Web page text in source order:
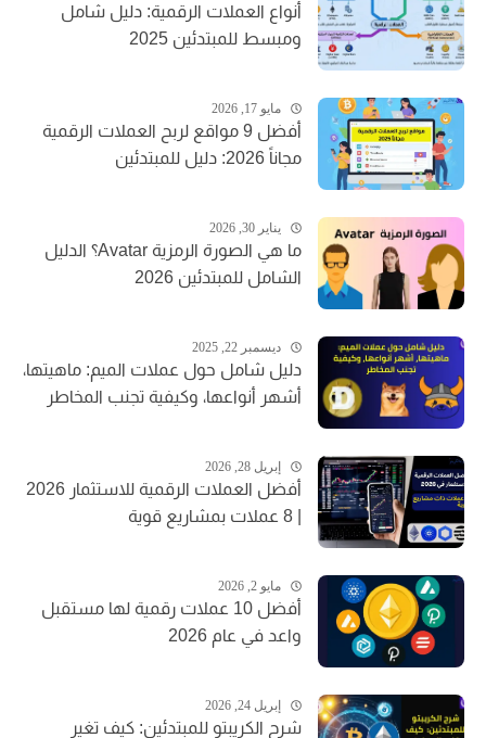
أنواع العملات الرقمية: دليل شامل
ومبسط للمبتدئين 2025
مايو 17, 2026
أفضل 9 مواقع لربح العملات الرقمية
مجاناً 2026: دليل للمبتدئين
يناير 30, 2026
ما هي الصورة الرمزية Avatar؟ الدليل
الشامل للمبتدئين 2026
ديسمبر 22, 2025
دليل شامل حول عملات الميم: ماهيتها،
أشهر أنواعها، وكيفية تجنب المخاطر
إبريل 28, 2026
أفضل العملات الرقمية للاستثمار 2026
| 8 عملات بمشاريع قوية
مايو 2, 2026
أفضل 10 عملات رقمية لها مستقبل
واعد في عام 2026
إبريل 24, 2026
شرح الكريبتو للمبتدئين: كيف تغير